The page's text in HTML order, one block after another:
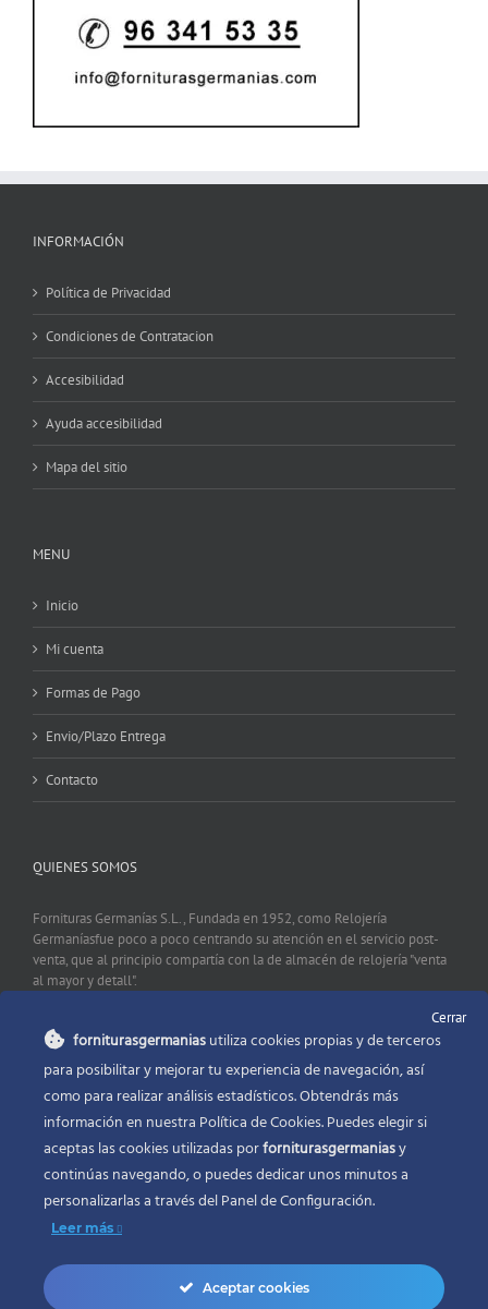
INFORMACIÓN
Política de Privacidad
Condiciones de Contratacion
Accesibilidad
Ayuda accesibilidad
Mapa del sitio
MENU
Inicio
Mi cuenta
Formas de Pago
Envio/Plazo Entrega
Contacto
QUIENES SOMOS
Fornituras Germanías S.L., Fundada en 1952, como Relojería
Germaníasfue poco a poco centrando su atención en el servicio post-
venta, que al principio compartía con la de almacén de relojería "venta
al mayor y detall".
CONTACTO
Fornituras Germanías, Calle Sevilla 2, 46006 Valencia España
Phone:96 341 53 35
Email:info@forniturasgermanias.com
Cerrar
forniturasgermaniasutiliza cookies propias y de terceros
para posibilitar y mejorar tu experiencia de navegación, así
como para realizar análisis estadísticos. Obtendrás más
información en nuestra Política de Cookies. Puedes elegir si
aceptas las cookies utilizadas porforniturasgermaniasy
continúas navegando, o puedes dedicar unos minutos a
personalizarlas a través delPanel de Configuración.
Leer más
Aceptar cookies